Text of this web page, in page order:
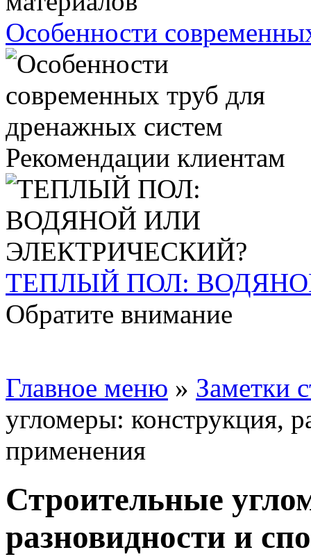
Особенности
Рекомендации клиентам
ТЕПЛЫЙ ПОЛ:
Обратите внимание
Главное меню » Заметки
угломеры: конструкция,
применения
Строительные
разновидности и